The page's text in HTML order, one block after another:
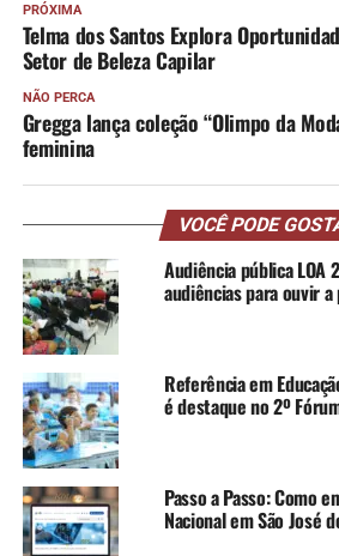
PRÓXIMA
Telma dos Santos Explora
Setor de Beleza Capilar
NÃO PERCA
Gregga lança coleção “Olimpo da
feminina
VOCÊ PODE
Audiência pública LOA
audiências para ouvir a
Referência em
é destaque no 2º
Passo a Passo: Como
Nacional em São José